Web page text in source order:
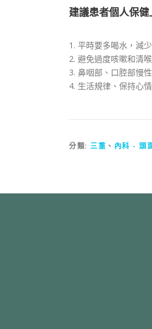
建議患者個人保健
1. 平時要多喝水，減
2. 避免過度咳嗽和清喉
3. 鼻咽部、口腔部慢
4. 生活規律、保持心
分類: 三重 、 內科 - 頭